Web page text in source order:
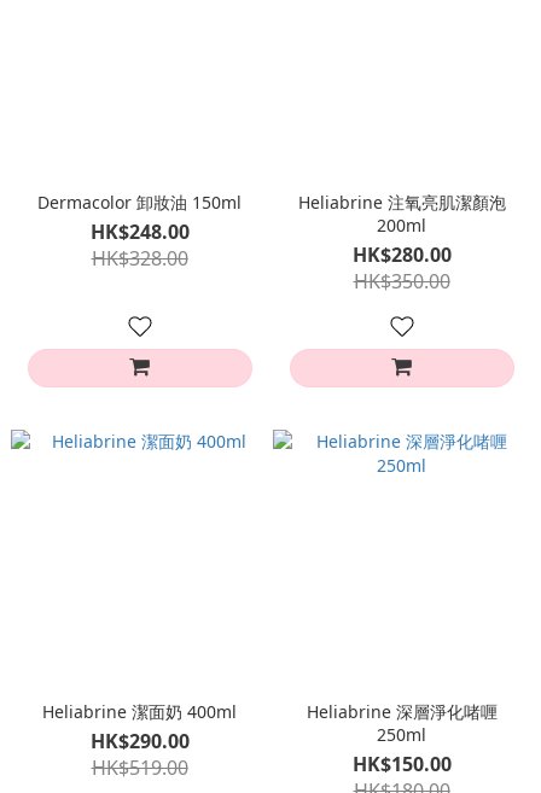
Dermacolor 卸妝油 150ml
HK$248.00
HK$328.00
Heliabrine 注氧亮肌潔顏泡
200ml
HK$280.00
HK$350.00
Heliabrine 潔面奶 400ml
HK$290.00
HK$519.00
Heliabrine 深層淨化啫喱
250ml
HK$150.00